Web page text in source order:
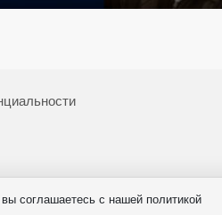
соглашаетесь с нашей политикой